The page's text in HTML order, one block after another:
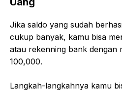
Jika saldo yang sudah
cukup banyak, kamu bisa
atau rekenning bank dengan
100,000.
Langkah-langkahnya kamu